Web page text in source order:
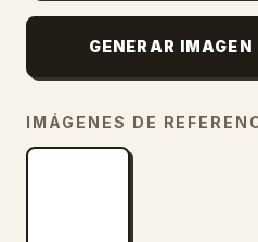
GENERAR
IMÁGENES DE